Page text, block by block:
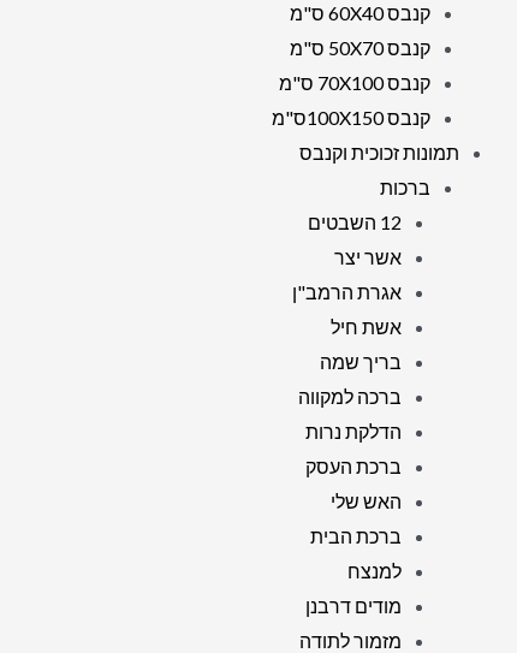
קנבס 60X40 ס"מ
קנבס 50X70 ס"מ
קנבס 70X100 ס"מ
קנבס 100X150ס"מ
תמונות זכוכית וקנבס
ברכות
12 השבטים
אשר יצר
אגרת הרמב"ן
אשת חיל
בריך שמה
ברכה למקווה
הדלקת נרות
ברכת העסק
האש שלי
ברכת הבית
למנצח
מודים דרבנן
מזמור לתודה